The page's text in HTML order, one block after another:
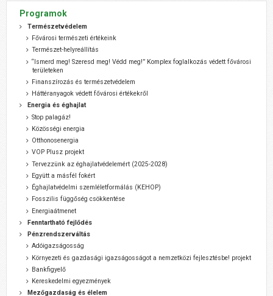
Programok
Természetvédelem
Fővárosi természeti értékeink
Természet-helyreállítás
“Ismerd meg! Szeresd meg! Védd meg!” Komplex foglalkozás védett fővárosi
területeken
Finanszírozás és természetvédelem
Háttéranyagok védett fővárosi értékekről
Energia és éghajlat
Stop palagáz!
Közösségi energia
Otthonosenergia
VOP Plusz projekt
Tervezzünk az éghajlatvédelemért (2025-2028)
Együtt a másfél fokért
Éghajlatvédelmi szemléletformálás (KEHOP)
Fosszilis függőség csökkentése
Energiaátmenet
Fenntartható fejlődés
Pénzrendszerváltás
Adóigazságosság
Környezeti és gazdasági igazságosságot a nemzetközi fejlesztésbe! projekt
Bankfigyelő
Kereskedelmi egyezmények
Mezőgazdaság és élelem